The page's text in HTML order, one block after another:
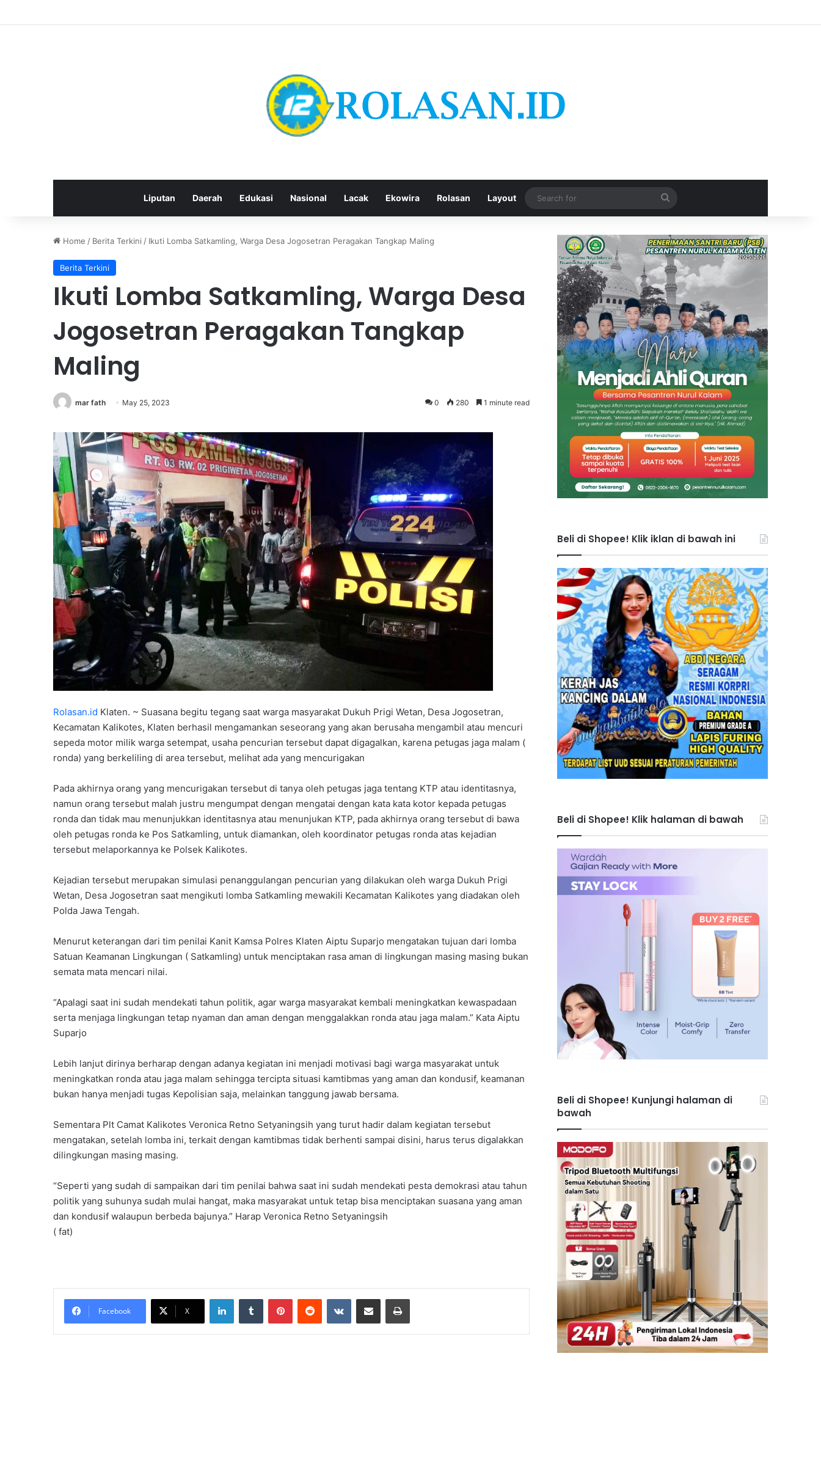
Liputan Daerah Edukasi Nasional Lacak Ekowira Rolasan Layout
Search
for
Home / Berita Terkini / Ikuti Lomba Satkamling, Warga Desa Jogosetran Peragakan Tangkap Maling
Berita Terkini
Ikuti Lomba Satkamling, Warga Desa
Jogosetran Peragakan Tangkap
Maling
mar fath May 25, 2023 0 280 1 minute read
Rolasan.id Klaten. ~ Suasana begitu tegang saat warga masyarakat Dukuh Prigi Wetan, Desa Jogosetran,
Kecamatan Kalikotes, Klaten berhasil mengamankan seseorang yang akan berusaha mengambil atau mencuri
sepeda motor milik warga setempat, usaha pencurian tersebut dapat digagalkan, karena petugas jaga malam (
ronda) yang berkeliling di area tersebut, melihat ada yang mencurigakan
Pada akhirnya orang yang mencurigakan tersebut di tanya oleh petugas jaga tentang KTP atau identitasnya,
namun orang tersebut malah justru mengumpat dengan mengatai dengan kata kata kotor kepada petugas
ronda dan tidak mau menunjukkan identitasnya atau menunjukan KTP, pada akhirnya orang tersebut di bawa
oleh petugas ronda ke Pos Satkamling, untuk diamankan, oleh koordinator petugas ronda atas kejadian
tersebut melaporkannya ke Polsek Kalikotes.
Kejadian tersebut merupakan simulasi penanggulangan pencurian yang dilakukan oleh warga Dukuh Prigi
Wetan, Desa Jogosetran saat mengikuti lomba Satkamling mewakili Kecamatan Kalikotes yang diadakan oleh
Polda Jawa Tengah.
Menurut keterangan dari tim penilai Kanit Kamsa Polres Klaten Aiptu Suparjo mengatakan tujuan dari lomba
Satuan Keamanan Lingkungan ( Satkamling) untuk menciptakan rasa aman di lingkungan masing masing bukan
semata mata mencari nilai.
“Apalagi saat ini sudah mendekati tahun politik, agar warga masyarakat kembali meningkatkan kewaspadaan
serta menjaga lingkungan tetap nyaman dan aman dengan menggalakkan ronda atau jaga malam.” Kata Aiptu
Suparjo
Lebih lanjut dirinya berharap dengan adanya kegiatan ini menjadi motivasi bagi warga masyarakat untuk
meningkatkan ronda atau jaga malam sehingga tercipta situasi kamtibmas yang aman dan kondusif, keamanan
bukan hanya menjadi tugas Kepolisian saja, melainkan tanggung jawab bersama.
Sementara Plt Camat Kalikotes Veronica Retno Setyaningsih yang turut hadir dalam kegiatan tersebut
mengatakan, setelah lomba ini, terkait dengan kamtibmas tidak berhenti sampai disini, harus terus digalakkan
dilingkungan masing masing.
“Seperti yang sudah di sampaikan dari tim penilai bahwa saat ini sudah mendekati pesta demokrasi atau tahun
politik yang suhunya sudah mulai hangat, maka masyarakat untuk tetap bisa menciptakan suasana yang aman
dan kondusif walaupun berbeda bajunya.” Harap Veronica Retno Setyaningsih
( fat)
Facebook X
Beli di Shopee! Klik iklan di bawah ini
Beli di Shopee! Klik halaman di bawah
Beli di Shopee! Kunjungi halaman di
bawah